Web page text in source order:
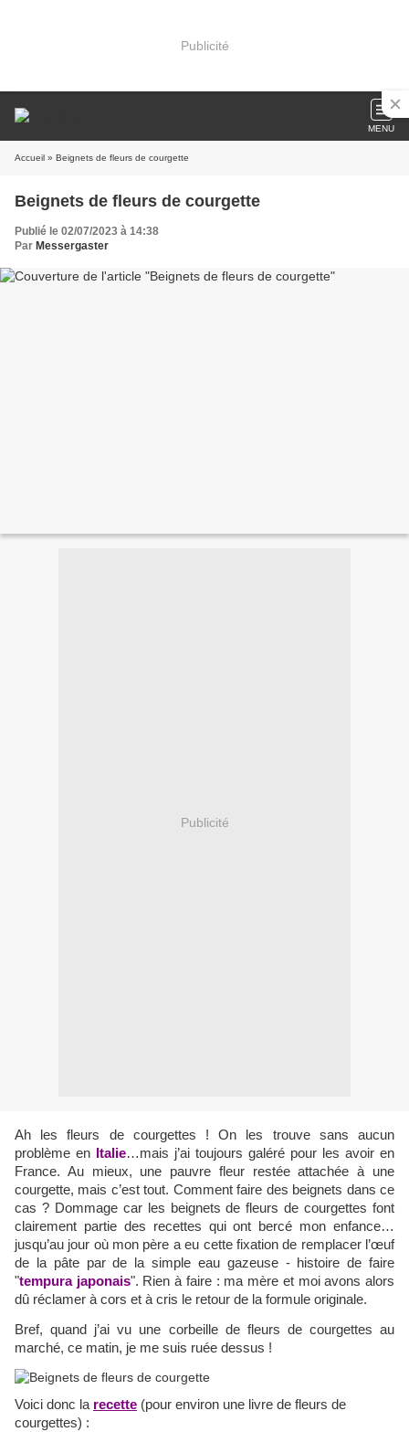
Publicité
MENU
Accueil » Beignets de fleurs de courgette
Beignets de fleurs de courgette
Publié le 02/07/2023 à 14:38
Par Messergaster
Publicité
Ah les fleurs de courgettes ! On les trouve sans aucun
problème en
Italie…mais j’ai toujours galéré pour les avoir en
France. Au mieux, une pauvre fleur restée attachée à une
courgette, mais c’est tout. Comment faire des beignets dans ce
cas ? Dommage car les beignets de fleurs de courgettes font
clairement partie des recettes qui ont bercé mon enfance…
jusqu’au jour où mon père a eu cette fixation de remplacer l’œuf
de la pâte par de la simple eau gazeuse - histoire de faire
"tempura japonais". Rien à faire : ma mère et moi avons alors
dû réclamer à cors et à cris le retour de la formule originale.
Bref, quand j’ai vu une corbeille de fleurs de courgettes au
marché, ce matin, je me suis ruée dessus !
Voici donc la recette (pour environ une livre de fleurs de
courgettes) :